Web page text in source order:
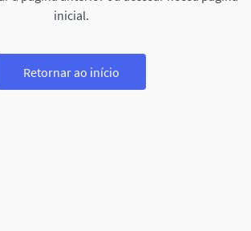
inicial.
Retornar ao início